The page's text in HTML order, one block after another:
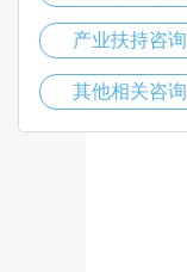
产业扶持咨询
其他相关咨询